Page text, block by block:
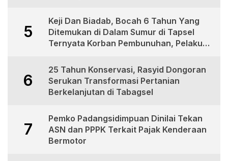
5
Keji Dan Biadab, Bocah 6 Tahun Yang
Ditemukan di Dalam Sumur di Tapsel
Ternyata Korban Pembunuhan, Pelaku
6
25 Tahun Konservasi, Rasyid Dongoran
Serukan Transformasi Pertanian
Berkelanjutan di Tabagsel
7
Pemko Padangsidimpuan Dinilai Tekan
ASN dan PPPK Terkait Pajak Kenderaan
Bermotor